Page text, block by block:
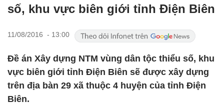
số, khu vực biên giới tỉnh Điện Biên
11/08/2016 - 13:00
Đề án Xây dựng NTM vùng dân tộc thiểu số, khu
vực biên giới tỉnh Điện Biên sẽ được xây dựng
trên địa bàn 29 xã thuộc 4 huyện của tỉnh Điện
Biên.